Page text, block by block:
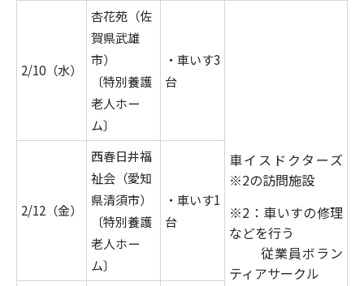
2/10（水）
杏花苑（佐
賀県武雄
市）
〔特別養護
老人ホー
ム〕
・車いす3
台
車イスドクターズ
※2の訪問施設
※2：車いすの修理
などを行う
従業員ボラン
ティアサークル
2/12（金）
西春日井福
祉会（愛知
県清須市）
〔特別養護
老人ホー
ム〕
・車いす1
台